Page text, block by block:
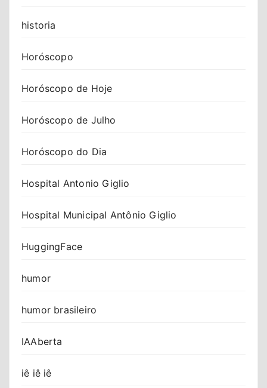
historia
Horóscopo
Horóscopo de Hoje
Horóscopo de Julho
Horóscopo do Dia
Hospital Antonio Giglio
Hospital Municipal Antônio Giglio
HuggingFace
humor
humor brasileiro
IAAberta
iê iê iê